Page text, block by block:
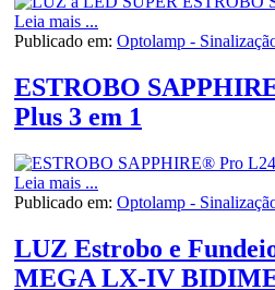
Leia mais ...
Publicado em: Optolamp -
ESTROBO
Plus 3 em 1
Leia mais ...
Publicado em: Optolamp -
LUZ Estrobo e
MEGA LX-IV